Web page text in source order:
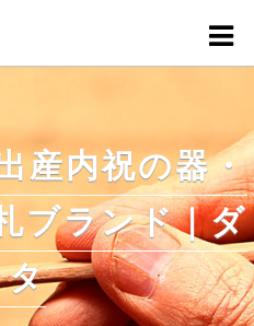
産内祝の器・
ブランド｜ダ
タ